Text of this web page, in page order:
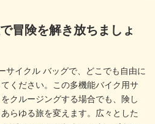
冒険を解き放ちましょ
イクル バッグで、どこでも自由に
ください。この多機能バイク用サ
クルージングする場合でも、険し
らゆる旅を変えます。広々とした